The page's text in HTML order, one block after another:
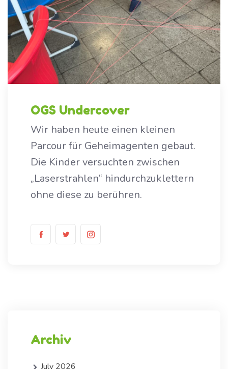
OGS Undercover
Wir haben heute einen kleinen
Parcour für Geheimagenten gebaut.
Die Kinder versuchten zwischen
„Laserstrahlen“ hindurchzuklettern
ohne diese zu berühren.
Archiv
July 2026